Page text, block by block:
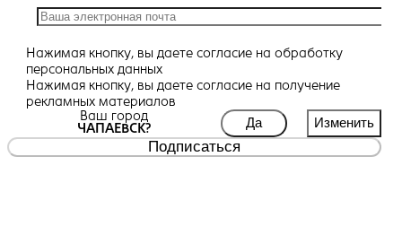
Нажимая кнопку, вы даете согласие на обработку
персональных данных
Нажимая кнопку, вы даете согласие на получение
рекламных материалов
Ваш город
ЧАПАЕВСК?
Да Изменить
Подписаться